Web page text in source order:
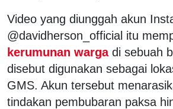
Video yang diunggah akun
@davidherson_official itu
kerumunan warga di sebuah
disebut digunakan sebagai
GMS. Akun tersebut
tindakan pembubaran paksa